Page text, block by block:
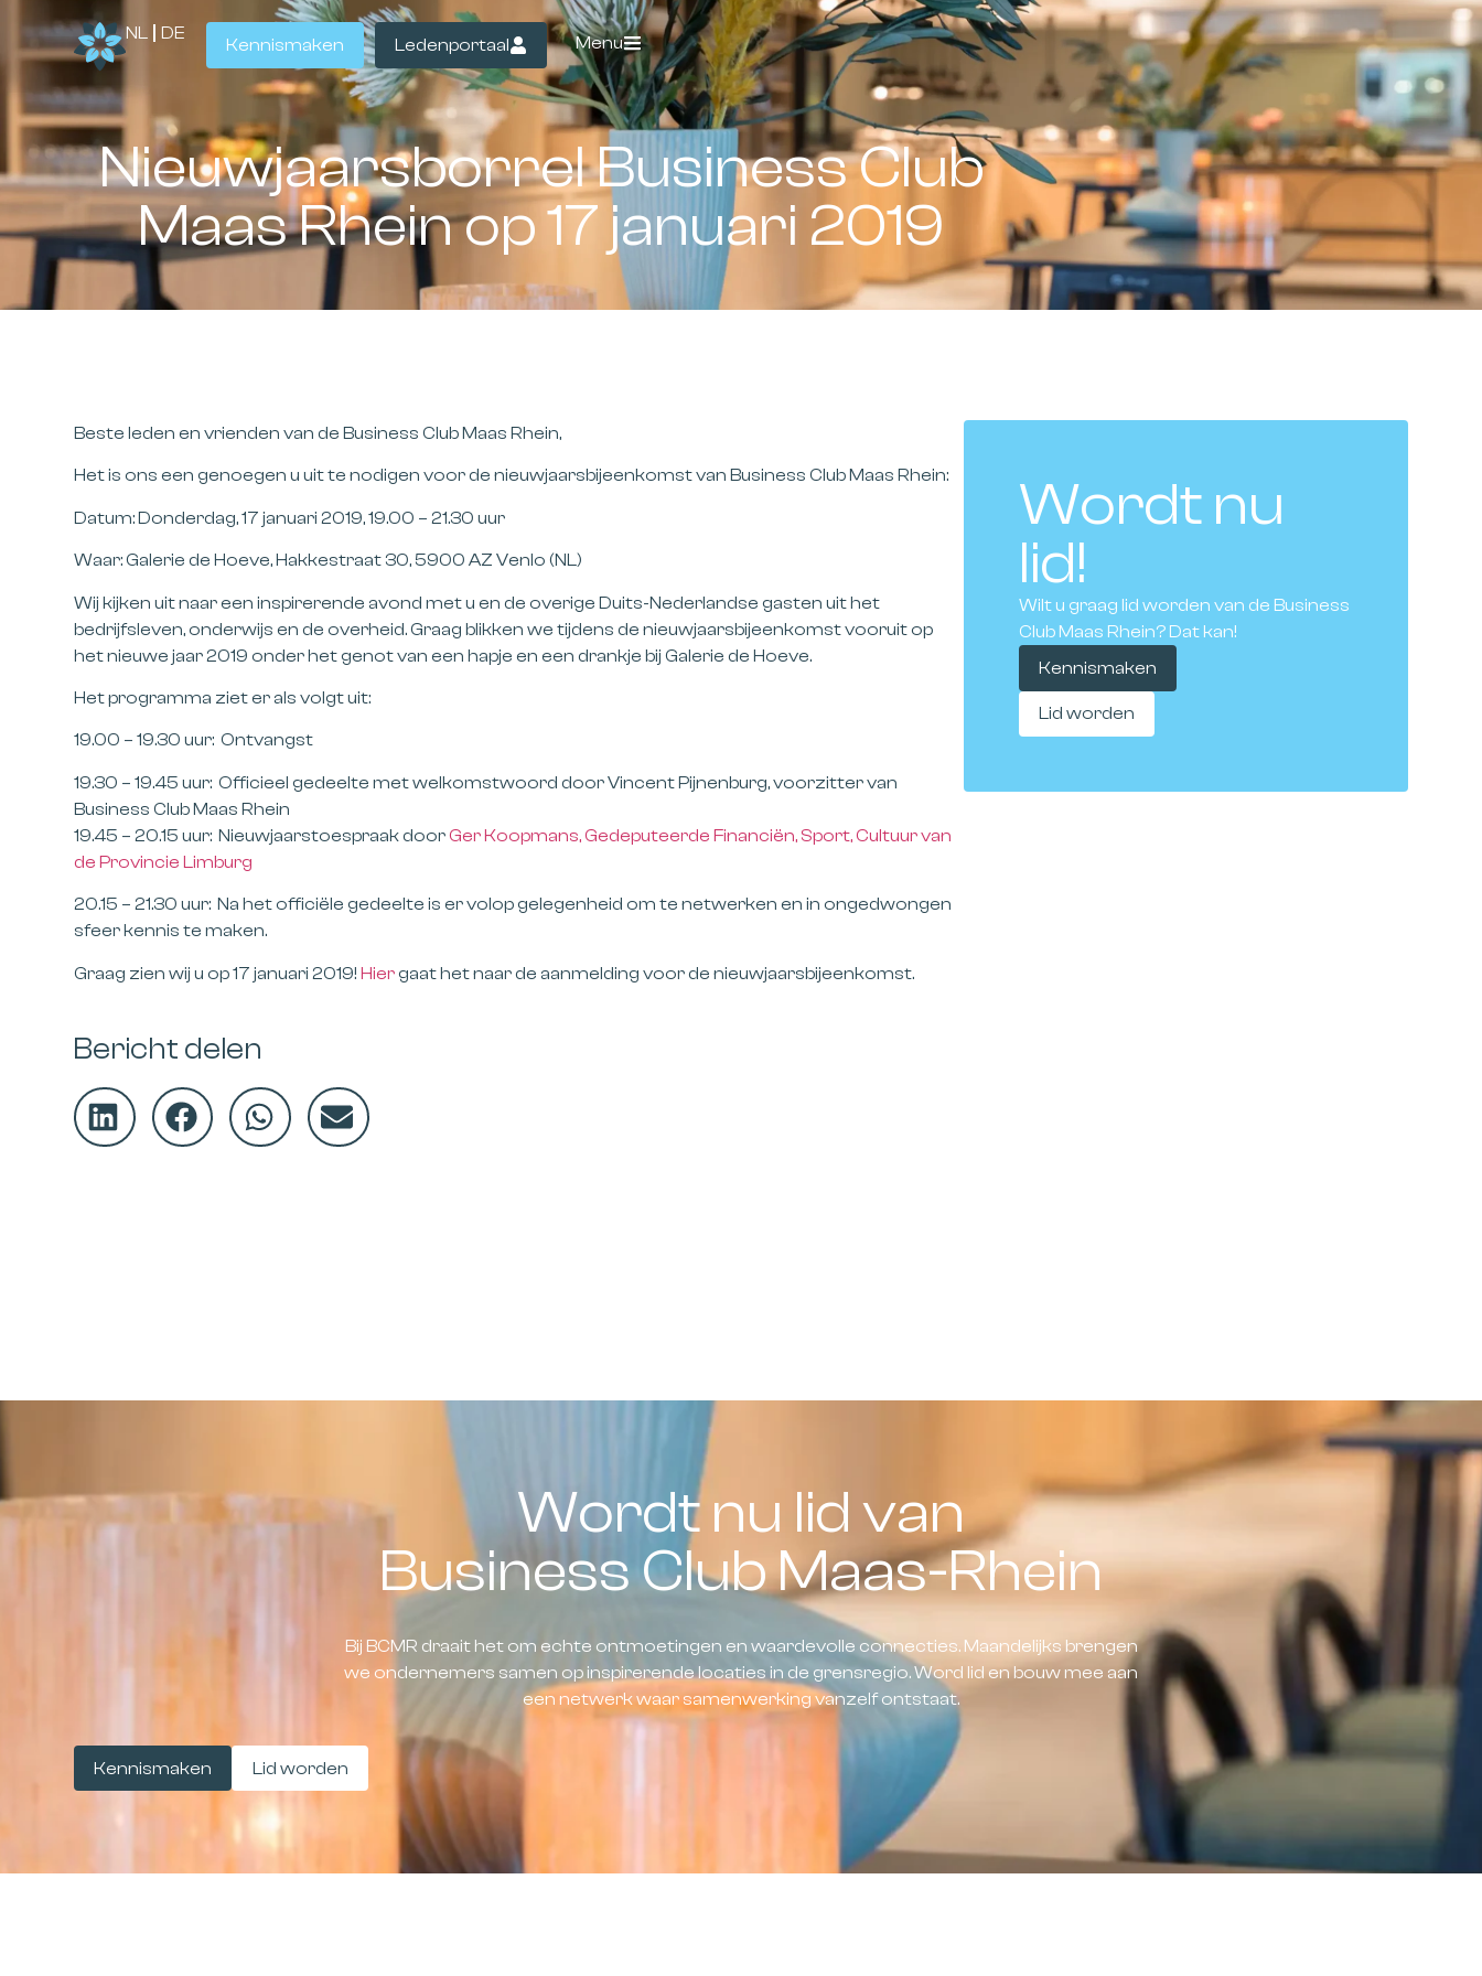
NL DE
Kennismaken Ledenportaal Menu
Nieuwjaarsborrel Business Club
Maas Rhein op 17 januari 2019
Beste leden en vrienden van de Business Club Maas Rhein,
Het is ons een genoegen u uit te nodigen voor de nieuwjaarsbijeenkomst van Business Club Maas Rhein:
Datum:Donderdag,17 januari 2019, 19.00 – 21.30 uur
Waar:Galerie de Hoeve, Hakkestraat 30, 5900 AZ Venlo (NL)
Wij kijken uit naar een inspirerende avond met u en de overige Duits-Nederlandse gasten uit het
bedrijfsleven, onderwijs en de overheid. Graag blikken we tijdens de nieuwjaarsbijeenkomst vooruit op
het nieuwe jaar 2019 onder het genot van een hapje en een drankje bij Galerie de Hoeve.
Het programma ziet er als volgt uit:
19.00 – 19.30 uur: Ontvangst
19.30 – 19.45 uur: Officieel gedeelte met welkomstwoord door Vincent Pijnenburg, voorzitter van
Business Club Maas Rhein
19.45 – 20.15 uur: Nieuwjaarstoespraak doorGer Koopmans, Gedeputeerde Financiën, Sport, Cultuur van
de Provincie Limburg
20.15 – 21.30 uur: Na het officiële gedeelte is er volop gelegenheid om te netwerken en in ongedwongen
sfeer kennis te maken.
Graag zien wij u op 17 januari 2019!Hiergaat het naar de aanmelding voor de nieuwjaarsbijeenkomst.
Bericht delen
Wordt nu
lid!
Wilt u graag lid worden van de Business
Club Maas Rhein? Dat kan!
Kennismaken
Lid worden
Wordt nu lid van
Business Club Maas-Rhein
Bij BCMR draait het om echte ontmoetingen en waardevolle connecties. Maandelijks brengen
we ondernemers samen op inspirerende locaties in de grensregio. Word lid en bouw mee aan
een netwerk waar samenwerking vanzelf ontstaat.
Kennismaken Lid worden